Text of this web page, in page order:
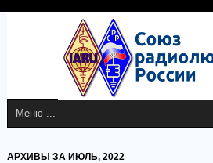
АРХИВЫ ЗА ИЮЛЬ, 2022